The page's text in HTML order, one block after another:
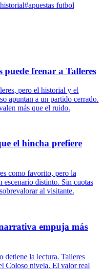
historial#apuestas futbol
puede frenar a Talleres
pero el historial y el
apuntan a un partido cerrado.
más que el ruido.
el hincha prefiere
como favorito, pero la
escenario distinto. Sin cuotas
al visitante.
empuja más
detiene la lectura. Talleres
Coloso nivela. El valor real